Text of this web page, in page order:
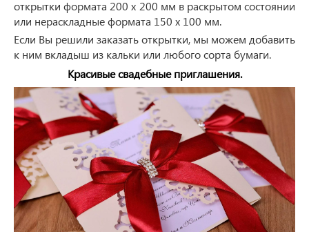
открытки формата 200 х 200 мм в раскрытом состоянии
или нераскладные формата 150 х 100 мм.
Если Вы решили заказать открытки, мы можем добавить
к ним вкладыш из кальки или любого сорта бумаги.
Красивые свадебные приглашения.